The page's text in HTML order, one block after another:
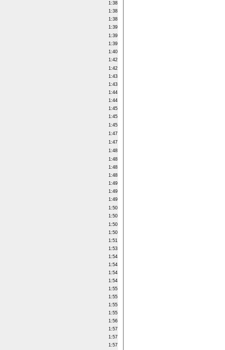
1:38
1:38
1:38
1:39
1:39
1:39
1:40
1:42
1:42
1:43
1:43
1:44
1:44
1:45
1:45
1:45
1:47
1:47
1:48
1:48
1:48
1:48
1:49
1:49
1:49
1:50
1:50
1:50
1:50
1:51
1:53
1:54
1:54
1:54
1:54
1:55
1:55
1:55
1:55
1:56
1:57
1:57
1:57